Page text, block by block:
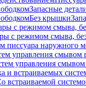
Запасные
Без крышки
с режимом смыва,
с режимом смыва,
писсуара наружного
управления смывом
управления смывом
и встраиваемых
встраиваемой